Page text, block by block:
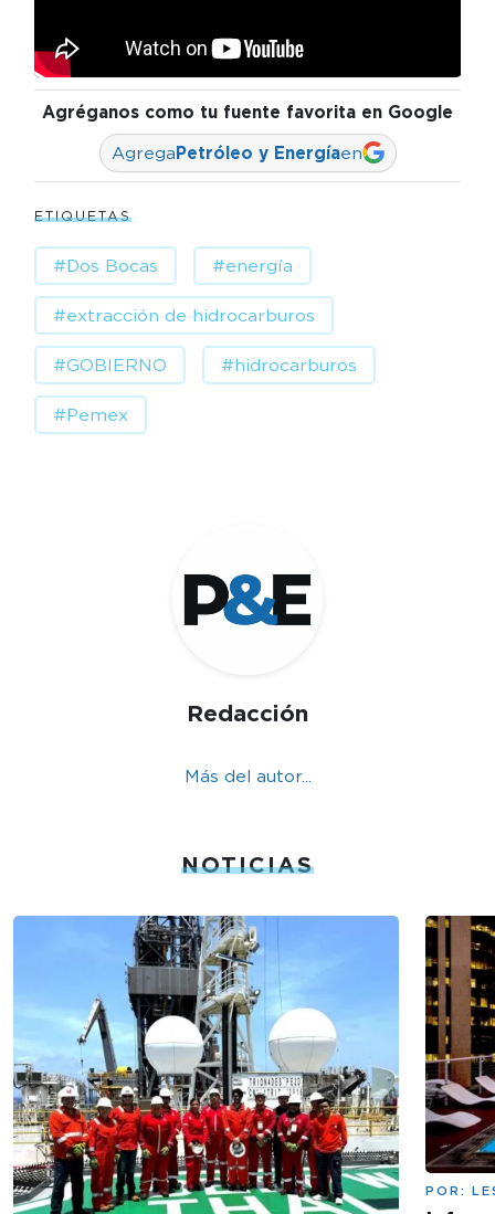
Agréganos como tu fuente favorita en Google
AgregaPetróleo y Energíaen
ETIQUETAS
#Dos Bocas #energía
#extracción de hidrocarburos
#GOBIERNO #hidrocarburos
#Pemex
Redacción
Más del autor...
NOTICIAS
POR: